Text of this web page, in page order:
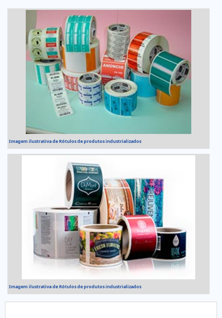
Rótulos. A empresa atua...
Imagem ilustrativa de Rótulos de produtos industrializados
Imagem ilustrativa de Rótulos de produtos industrializados